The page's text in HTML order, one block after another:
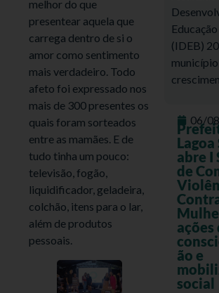
melhor do que
presentear aquela que
carrega dentro de si o
amor como sentimento
mais verdadeiro. Todo
afeto foi expressado nos
mais de 300 presentes os
quais foram sorteados
entre as mamães. E de
tudo tinha um pouco:
televisão, fogão,
liquidificador, geladeira,
colchão, itens para o lar,
além de produtos
pessoais.
(IDEB)
06/
Lagoa
abre I
de
ações
ão e
social